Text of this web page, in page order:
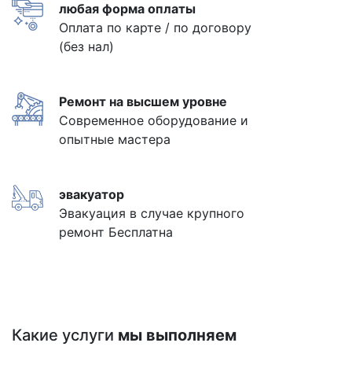
любая форма оплаты
Оплата по карте / по договору
(без нал)
Ремонт на высшем уровне
Современное оборудование и
опытные мастера
эвакуатор
Эвакуация в случае крупного
ремонт Бесплатна
Какие услуги мы выполняем